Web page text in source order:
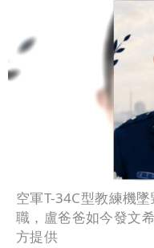
空軍T-34C型教練機
職，盧爸爸如今發文
方提供